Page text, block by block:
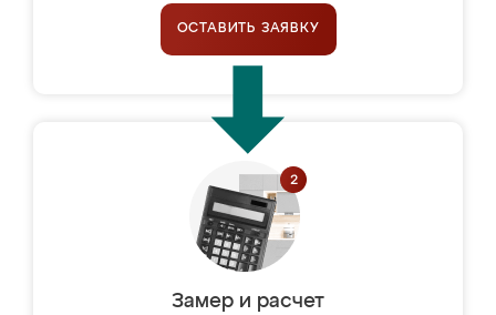
ОСТАВИТЬ ЗАЯВКУ
Замер и расчет